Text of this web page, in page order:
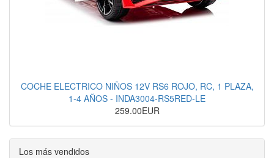
COCHE ELECTRICO NIÑOS 12V RS6 ROJO, RC, 1 PLAZA,
1-4 AÑOS - INDA3004-RS5RED-LE
259.00EUR
Los más vendidos